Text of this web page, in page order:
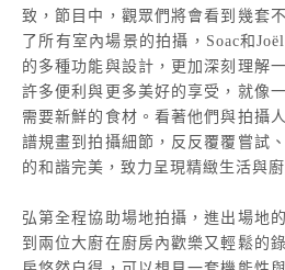
致，節目中，觀眾們將會看到幾套
了所有室內場景的拍攝，Soac和
的多種功能與設計，更加深刻理解
許多便利與更多美好的享受，就像
需要新鮮的食材。看著他們與拍攝
譜規畫到拍攝細節，反反覆覆嘗試
的和諧完美，致力呈現精緻生活與
弘第全程協助場地拍攝，進出場地
到兩位大廚在廚房內歡樂又輕鬆的